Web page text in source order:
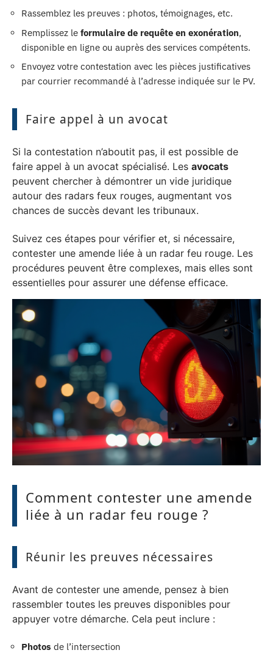
Rassemblez les preuves : photos, témoignages, etc.
Remplissez le formulaire de requête en exonération,
disponible en ligne ou auprès des services compétents.
Envoyez votre contestation avec les pièces justificatives
par courrier recommandé à l’adresse indiquée sur le PV.
Faire appel à un avocat
Si la contestation n’aboutit pas, il est possible de
faire appel à un avocat spécialisé. Les avocats
peuvent chercher à démontrer un vide juridique
autour des radars feux rouges, augmentant vos
chances de succès devant les tribunaux.
Suivez ces étapes pour vérifier et, si nécessaire,
contester une amende liée à un radar feu rouge. Les
procédures peuvent être complexes, mais elles sont
essentielles pour assurer une défense efficace.
Comment contester une amende
liée à un radar feu rouge ?
Réunir les preuves nécessaires
Avant de contester une amende, pensez à bien
rassembler toutes les preuves disponibles pour
appuyer votre démarche. Cela peut inclure :
Photos de l’intersection